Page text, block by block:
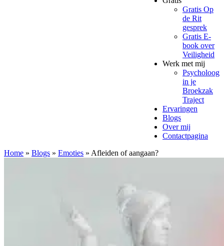
Gratis Op
de Rit
gesprek
Gratis E-
book over
Veiligheid
Werk met mij
Psycholoog
in je
Broekzak
Traject
Ervaringen
Blogs
Over mij
Contactpagina
Home » Blogs » Emoties » Afleiden of aangaan?